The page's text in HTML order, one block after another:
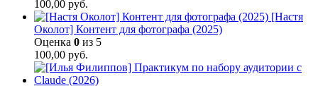
100,00 руб.
[Настя
Околот] Контент для фотографа (2025)
Оценка 0 из 5
100,00 руб.